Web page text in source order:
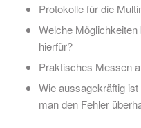
Protokolle für die
Welche
hierfür?
Praktisches Messen
Wie aussagekräftig
man den Fehler